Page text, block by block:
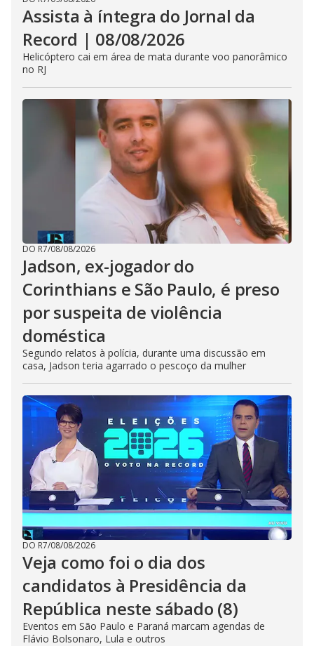
Assista à íntegra do Jornal da
Record | 08/08/2026
Helicóptero cai em área de mata durante voo panorâmico
no RJ
DO R7/08/08/2026
Jadson, ex-jogador do
Corinthians e São Paulo, é preso
por suspeita de violência
doméstica
Segundo relatos à polícia, durante uma discussão em
casa, Jadson teria agarrado o pescoço da mulher
DO R7/08/08/2026
Veja como foi o dia dos
candidatos à Presidência da
República neste sábado (8)
Eventos em São Paulo e Paraná marcam agendas de
Flávio Bolsonaro, Lula e outros